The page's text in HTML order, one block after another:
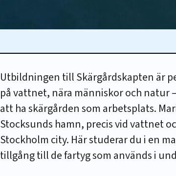
Utbildningen till Skärgårdskapten är
på vattnet, nära människor och natur
att ha skärgården som arbetsplats.
Stocksunds hamn, precis vid vattnet
Stockholm city. Här studerar du i en
tillgång till de fartyg som används i